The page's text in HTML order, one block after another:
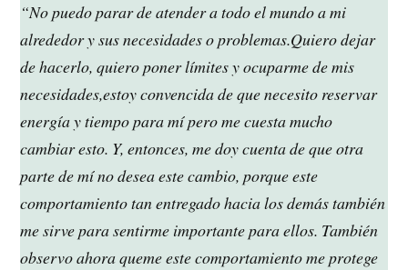
“No puedo parar de atender a todo el mundo a mi
alrededor y sus necesidades o problemas.Quiero dejar
de hacerlo, quiero poner límites y ocuparme de mis
necesidades,estoy convencida de que necesito reservar
energía y tiempo para mí pero me cuesta mucho
cambiar esto. Y, entonces, me doy cuenta de que otra
parte de mí no desea este cambio, porque este
comportamiento tan entregado hacia los demás también
me sirve para sentirme importante para ellos. También
observo ahora queme este comportamiento me protege